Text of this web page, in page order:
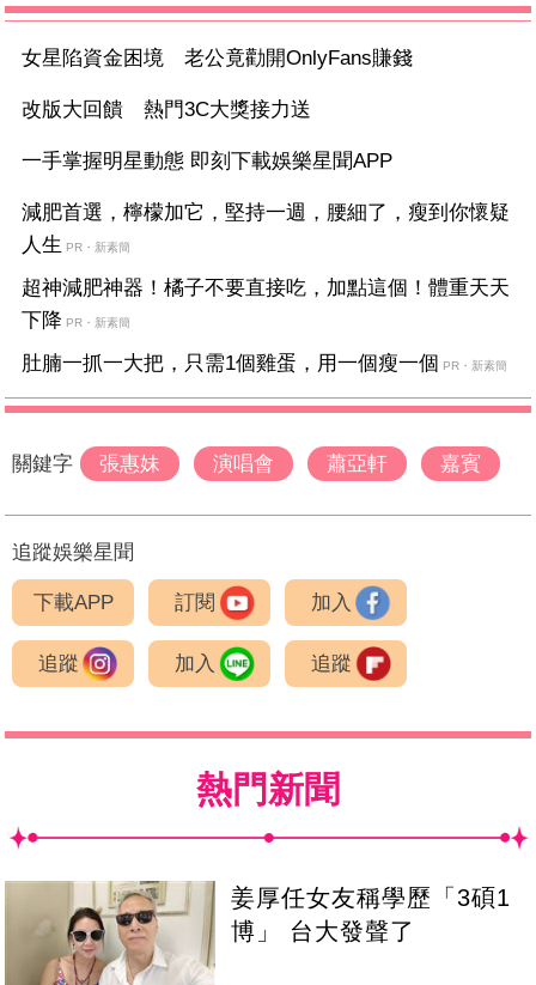
女星陷資金困境 老公竟勸開OnlyFans賺錢
改版大回饋 熱門3C大獎接力送
一手掌握明星動態 即刻下載娛樂星聞APP
減肥首選，檸檬加它，堅持一週，腰細了，瘦到你懷疑
人生 PR・新素簡
超神減肥神器！橘子不要直接吃，加點這個！體重天天
下降 PR・新素簡
肚腩一抓一大把，只需1個雞蛋，用一個瘦一個 PR・新素簡
關鍵字 張惠妹 演唱會 蕭亞軒 嘉賓
追蹤娛樂星聞
下載APP 訂閱 加入
追蹤 加入 追蹤
熱門新聞
姜厚任女友稱學歷「3碩1
博」 台大發聲了